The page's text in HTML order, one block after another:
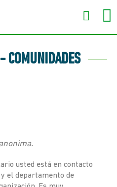
COMUNIDADES
usted está en contacto
el departamento de